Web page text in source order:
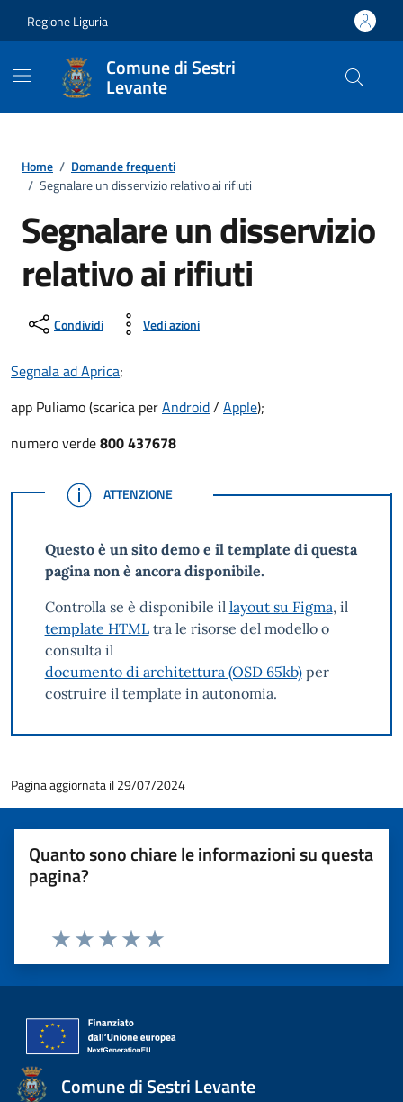
Regione Liguria
Comune di Sestri
Levante
Home / Domande frequenti
/ Segnalare un disservizio relativo ai rifiuti
Segnalare un disservizio
relativo ai rifiuti
Condividi Vedi azioni
Segnala ad Aprica;
app Puliamo (scarica perAndroid/ Apple);
numero verde800 437678
ATTENZIONE
ATTENZIONE
Questo è un sito demo e il template di questa
pagina non è ancora disponibile.
Controlla se è disponibile il layout su Figma, il
template HTMLtra le risorse del modello o
consulta il
documento di architettura (OSD 65kb)per
costruire il template in autonomia.
Pagina aggiornata il 29/07/2024
Quanto sono chiare le informazioni su questa
pagina?
Valuta 5 stelle su 5
Valuta 4 stelle su 5
Valuta 3 stelle su 5
Valuta 2 stelle su 5
Valuta 1 stelle su 5
Comune di Sestri Levante